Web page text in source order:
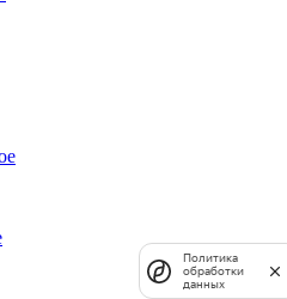
Политика
обработки
данных